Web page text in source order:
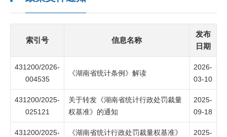
索引号 信息名称
发布
日期
431200/2026-
004535
《湖南省统计条例》解读
2026-
03-10
431200/2025-
025121
关于转发《湖南省统计行政处罚裁量
权基准》的通知
2025-
09-18
431200/2025-
《湖南省统计行政处罚裁量权基准》
2025-